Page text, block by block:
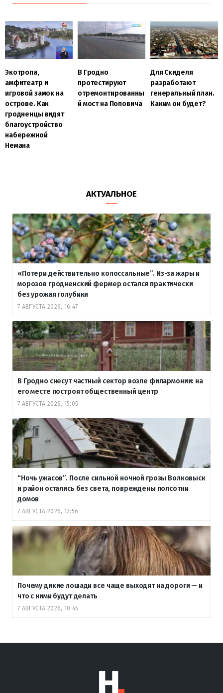
Экотропа,
амфитеатр и
игровой замок на
острове. Как
гродненцы видят
благоустройство
набережной
Немана
В Гродно
протестируют
отремонтированны
й мост на Поповича
Для Скиделя
разработают
генеральный план.
Каким он будет?
АКТУАЛЬНОЕ
«Потери действительно колоссальные”. Из-за жары и
морозов гродненский фермер остался практически
без урожая голубики
7 АВГУСТА 2026, 16:47
В Гродно снесут частный сектор возле филармонии: на
его месте построят общественный центр
7 АВГУСТА 2026, 15:05
“Ночь ужасов”. После сильной ночной грозы Волковыск
и район остались без света, повреждены полсотни
домов
7 АВГУСТА 2026, 12:56
Почему дикие лошади все чаще выходят на дороги — и
что с ними будут делать
7 АВГУСТА 2026, 10:45